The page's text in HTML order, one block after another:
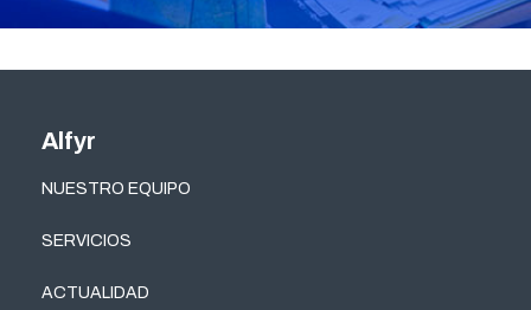
Alfyr
NUESTRO EQUIPO
SERVICIOS
ACTUALIDAD